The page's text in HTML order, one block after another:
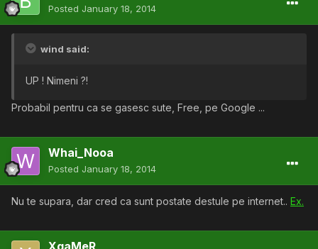
Posted January 18, 2014
wind said:
UP ! Nimeni ?!
Probabil pentru ca se gasesc sute, Free, pe Google ...
Whai_Nooa
Posted January 18, 2014
Nu te supara, dar cred ca sunt postate destule pe internet.. Ex.
XgaMeR